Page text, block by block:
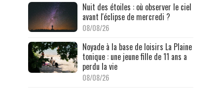
Nuit des étoiles : où observer le ciel
avant l'éclipse de mercredi ?
08/08/26
Noyade à la base de loisirs La Plaine
tonique : une jeune fille de 11 ans a
perdu la vie
08/08/26